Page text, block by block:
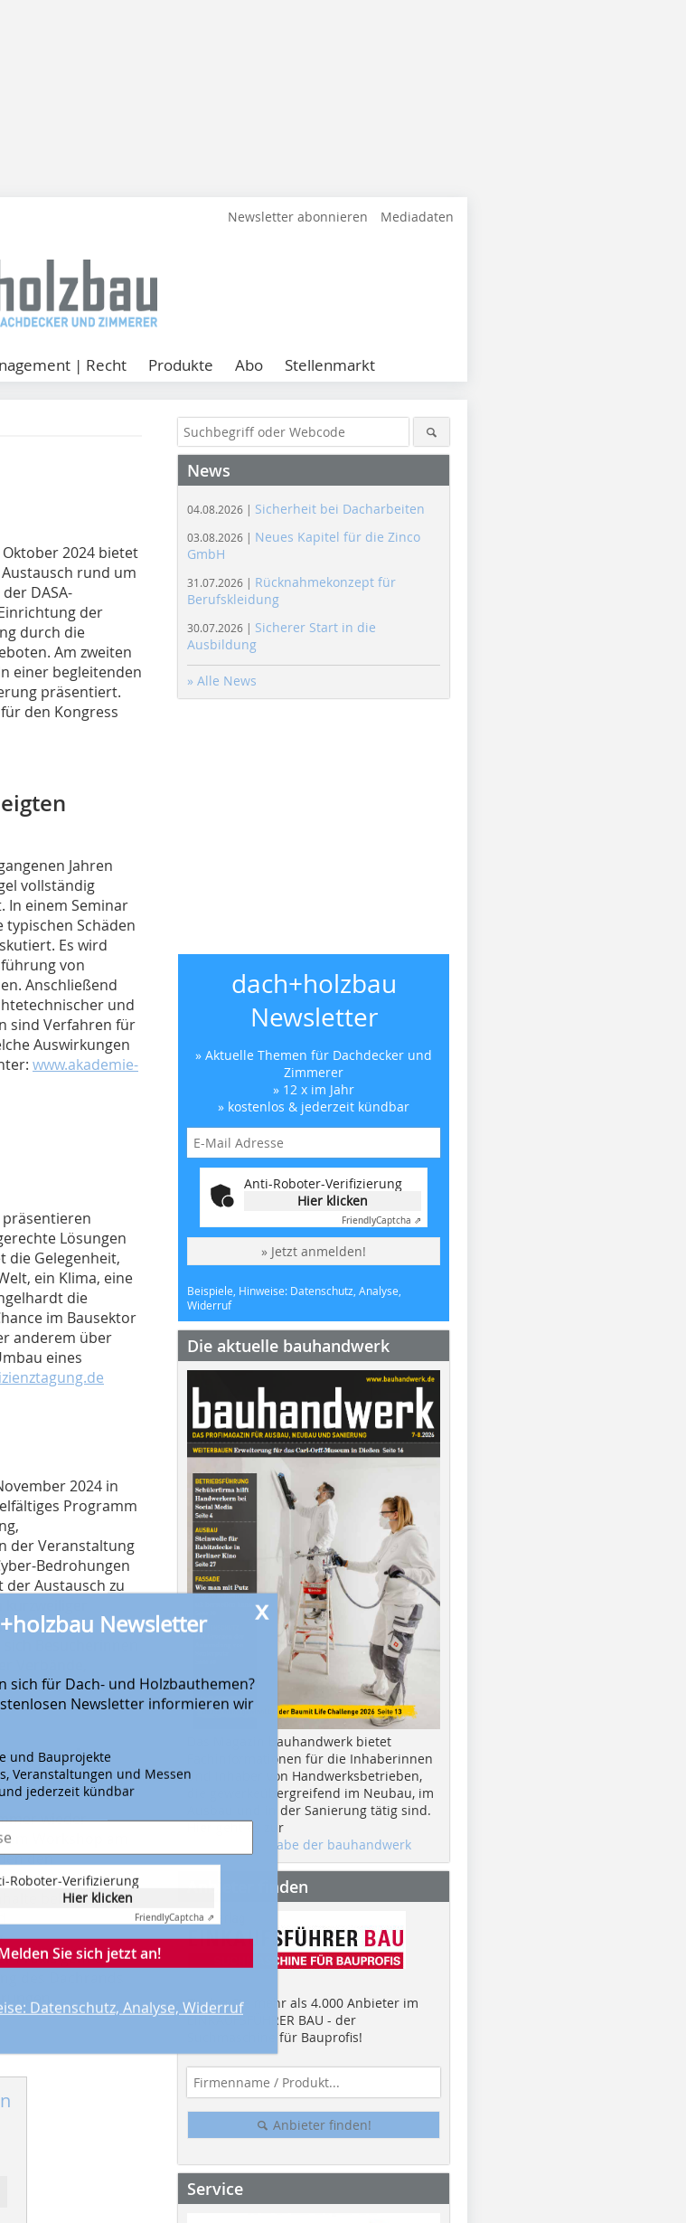
Newsletter abonnieren Mediadaten
| Recht Produkte Abo Stellenmarkt
2024 bietet
rund um
DASA-
der
durch die
Am zweiten
einer begleitenden
präsentiert.
den Kongress
Jahren
vollständig
In einem Seminar
typischen Schäden
Es wird
von
Anschließend
und
sind Verfahren für
Auswirkungen
www.akademie-
präsentieren
Lösungen
die Gelegenheit,
ein Klima, eine
die
im Bausektor
anderem über
eines
2024 in
Programm
der Veranstaltung
Bedrohungen
Austausch zu
und
Besucherinnen
Verbände,
und
wieder
Workshop am
den
behandeln die
Praxis geht es
des Dachrands
x
Newsletter
sich für Dach- und Holzbauthemen?
Newsletter informieren wir
und Bauprojekte
Veranstaltungen und Messen
und jederzeit kündbar
Roboter-Verifizierung
Hier klicken
Friendly Captcha ⇗
Sie sich jetzt an!
Datenschutz, Analyse, Widerruf
News
04.08.2026 | Sicherheit bei Dacharbeiten
03.08.2026 | Neues Kapitel für die Zinco
GmbH
31.07.2026 | Rücknahmekonzept für
Berufskleidung
30.07.2026 | Sicherer Start in die
Ausbildung
» Alle News
dach+holzbau
Newsletter
» Aktuelle Themen für Dachdecker und
Zimmerer
» 12 x im Jahr
» kostenlos & jederzeit kündbar
Anti-Roboter-Verifizierung
Hier klicken
FriendlyCaptcha ⇗
» Jetzt anmelden!
Beispiele, Hinweise: Datenschutz, Analyse,
Widerruf
Die aktuelle bauhandwerk
Das Magazin bauhandwerk bietet
Fachinformationen für die Inhaberinnen
und Inhaber von Handwerksbetrieben,
die gewerkeübergreifend im Neubau, im
Ausbau und in der Sanierung tätig sind.
Hier geht es zur
aktuellen Ausgabe der bauhandwerk
Anbieter finden
Finden Sie mehr als 4.000 Anbieter im
EINKAUFSFÜHRER BAU - der
Suchmaschine für Bauprofis!
Anbieter finden!
Service